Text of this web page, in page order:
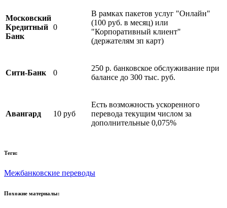
Московский
Кредитный
Банк
0
В рамках пакетов услуг "Онлайн"
(100 руб. в месяц) или
"Корпоративный клиент"
(держателям зп карт)
Сити-Банк 0
250 р. банковское обслуживание при
балансе до 300 тыс. руб.
Авангард 10 руб
Есть возможность ускоренного
перевода текущим числом за
дополнительные 0,075%
Теги:
Межбанковские переводы
Похожие материалы: